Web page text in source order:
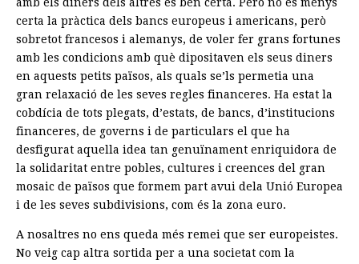
certa la pràctica dels bancs europeus i americans, però
sobretot francesos i alemanys, de voler fer grans fortunes
amb les condicions amb què dipositaven els seus diners
en aquests petits països, als quals se’ls permetia una
gran relaxació de les seves regles financeres. Ha estat la
cobdícia de tots plegats, d’estats, de bancs, d’institucions
financeres, de governs i de particulars el que ha
desfigurat aquella idea tan genuïnament enriquidora de
la solidaritat entre pobles, cultures i creences del gran
mosaic de països que formem part avui dela Unió Europea
i de les seves subdivisions, com és la zona euro.
A nosaltres no ens queda més remei que ser europeistes.
No veig cap altra sortida per a una societat com la